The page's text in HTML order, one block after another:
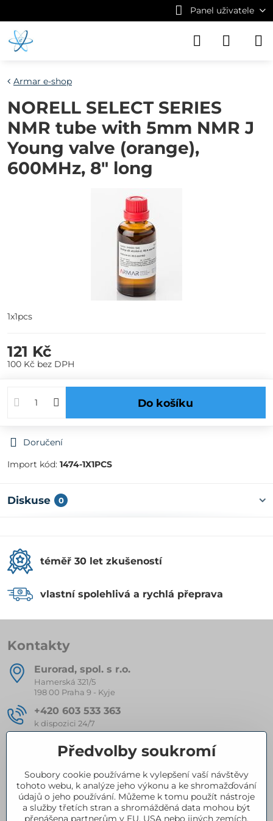
Panel uživatele
Armar e-shop
NORELL SELECT SERIES
NMR tube with 5mm NMR J
Young valve (orange),
600MHz, 8" long
1x1pcs
121 Kč
100 Kč bez DPH
Do košíku
Doručení
Import kód: 1474-1X1PCS
Diskuse 0
téměř 30 let zkušeností
vlastní spolehlivá a rychlá přeprava
Kontakty
Eurorad, spol​. s r​.o​.
Hamerská 321/5
198 00 Praha 9 - Kyje
+420 603 533 363
k dispozici 24/7
eurorad​@seznam​.cz
Kompletní nabídka produktů
Předvolby soukromí
Soubory cookie používáme k vylepšení vaší návštěvy
tohoto webu, k analýze jeho výkonu a ke shromažďování
údajů o jeho používání. Můžeme k tomu použít nástroje
a služby třetích stran a shromážděná data mohou být
přenášena partnerům v EU, USA nebo jiných zemích.